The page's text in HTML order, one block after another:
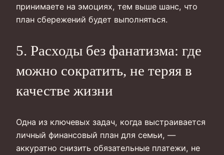
принимаете на эмоциях, тем выше шанс, что
план сбережений будет выполняться.
5. Расходы без фанатизма: где
можно сократить, не теряя в
качестве жизни
Одна из ключевых задач, когда выстраивается
личный финансовый план для семьи, —
аккуратно снизить обязательные платежи, не